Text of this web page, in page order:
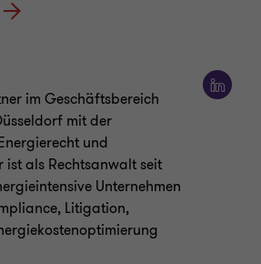
im Geschäftsbereich
mit der
und
ist als Rechtsanwalt seit
Unternehmen
Litigation,